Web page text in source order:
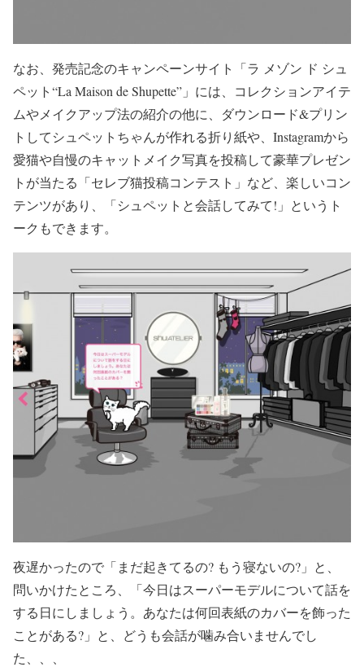
なお、発売記念のキャンペーンサイト「ラ メゾン ド シュ
ペット“La Maison de Shupette”」には、コレクションアイテ
ムやメイクアップ法の紹介の他に、ダウンロード&プリン
トしてシュペットちゃんが作れる折り紙や、Instagramから
愛猫や自慢のキャットメイク写真を投稿して豪華プレゼン
トが当たる「セレブ猫投稿コンテスト」など、楽しいコン
テンツがあり、「シュペットと会話してみて!」というト
ークもできます。
夜遅かったので「まだ起きてるの? もう寝ないの?」と、
問いかけたところ、「今日はスーパーモデルについて話を
する日にしましょう。あなたは何回表紙のカバーを飾った
ことがある?」と、どうも会話が噛み合いませんでし
た、、、